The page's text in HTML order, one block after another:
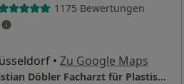
1175 Bewertungen
• Zu Google Maps
Praxis Dr.med. Christian Döbler Facharzt für Plastische- und Ästhetische Chirurgie